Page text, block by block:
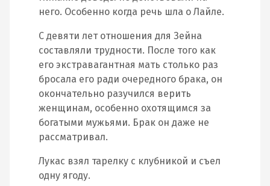
него. Особенно когда речь шла о Лайле.
С девяти лет отношения для Зейна
составляли трудности. После того как
его экстравагантная мать столько раз
бросала его ради очередного брака, он
окончательно разучился верить
женщинам, особенно охотящимся за
богатыми мужьями. Брак он даже не
рассматривал.
Лукас взял тарелку с клубникой и съел
одну ягоду.